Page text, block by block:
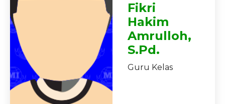
Fikri
Hakim
Amrulloh,
S.Pd.
Guru Kelas